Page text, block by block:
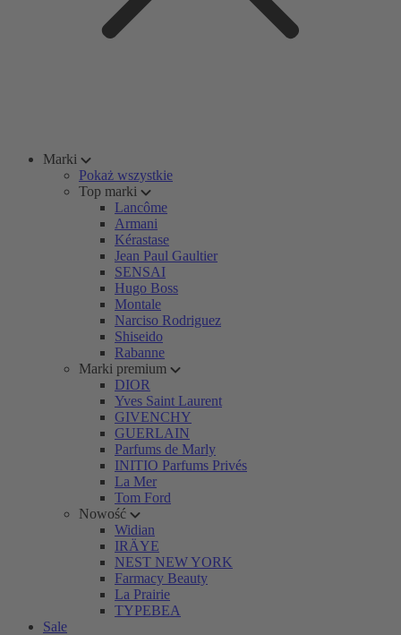
Marki
Pokaż wszystkie
Top marki
Lancôme
Armani
Kérastase
Jean Paul Gaultier
SENSAI
Hugo Boss
Montale
Narciso Rodriguez
Shiseido
Rabanne
Marki premium
DIOR
Yves Saint Laurent
GIVENCHY
GUERLAIN
Parfums de Marly
INITIO Parfums Privés
La Mer
Tom Ford
Nowość
Widian
IRÄYE
NEST NEW YORK
Farmacy Beauty
La Prairie
TYPEBEA
Sale